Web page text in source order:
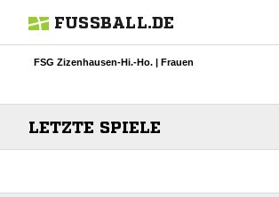
FUSSBALL.DE
FSG Zizenhausen-Hi.-Ho. | Frauen
LETZTE SPIELE